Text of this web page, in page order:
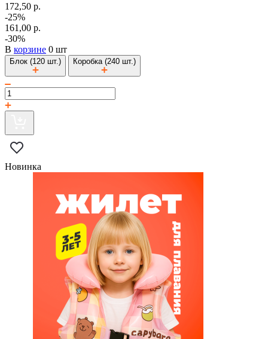
172,50 р.
-25%
161,00 р.
-30%
В корзине 0 шт
Блок (120 шт.) Коробка (240 шт.)
Новинка